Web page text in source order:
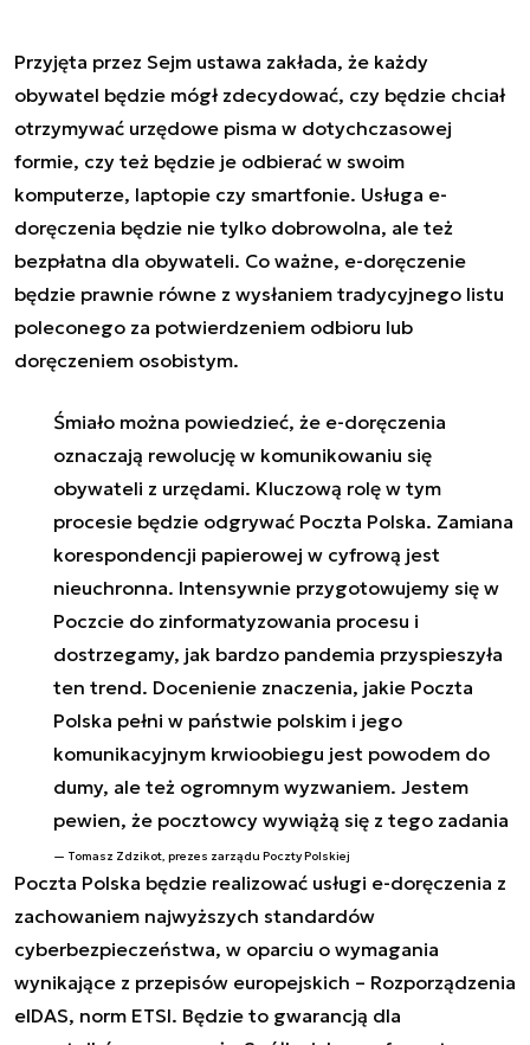
Przyjęta przez Sejm ustawa zakłada, że każdy
obywatel będzie mógł zdecydować, czy będzie chciał
otrzymywać urzędowe pisma w dotychczasowej
formie, czy też będzie je odbierać w swoim
komputerze, laptopie czy smartfonie. Usługa e-
doręczenia będzie nie tylko dobrowolna, ale też
bezpłatna dla obywateli. Co ważne, e-doręczenie
będzie prawnie równe z wysłaniem tradycyjnego listu
poleconego za potwierdzeniem odbioru lub
doręczeniem osobistym.
Śmiało można powiedzieć, że e-doręczenia
oznaczają rewolucję w komunikowaniu się
obywateli z urzędami. Kluczową rolę w tym
procesie będzie odgrywać Poczta Polska. Zamiana
korespondencji papierowej w cyfrową jest
nieuchronna. Intensywnie przygotowujemy się w
Poczcie do zinformatyzowania procesu i
dostrzegamy, jak bardzo pandemia przyspieszyła
ten trend. Docenienie znaczenia, jakie Poczta
Polska pełni w państwie polskim i jego
komunikacyjnym krwioobiegu jest powodem do
dumy, ale też ogromnym wyzwaniem. Jestem
pewien, że pocztowcy wywiążą się z tego zadania
Tomasz Zdzikot, prezes zarządu Poczty Polskiej
Poczta Polska będzie realizować usługi e-doręczenia z
zachowaniem najwyższych standardów
cyberbezpieczeństwa, w oparciu o wymagania
wynikające z przepisów europejskich – Rozporządzenia
eIDAS, norm ETSI. Będzie to gwarancją dla